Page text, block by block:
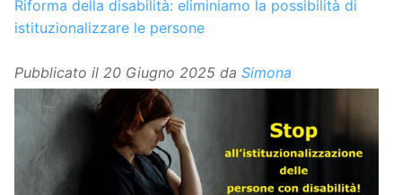
Riforma della disabilità: eliminiamo la possibilità di
istituzionalizzare le persone
Pubblicato il 20 Giugno 2025 da Simona